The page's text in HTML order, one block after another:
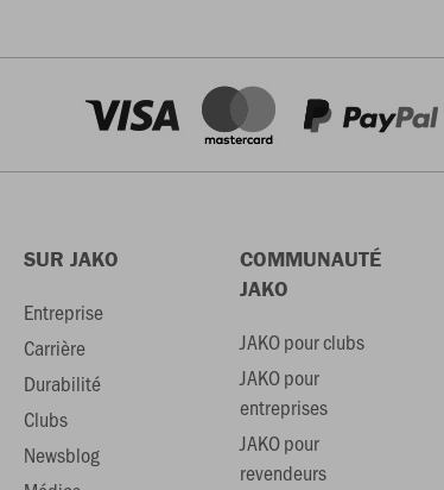
SUR JAKO
Entreprise
Carrière
Durabilité
Clubs
Newsblog
COMMUNAUTÉ
JAKO
JAKO pour clubs
JAKO pour
entreprises
JAKO pour
revendeurs